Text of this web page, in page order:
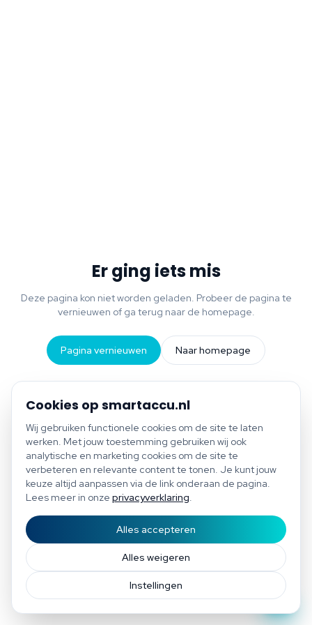
Bespaar tot €1.200 per jaar
Gratis scan of plan direct een afspraak
Cookies op smartaccu.nl
Wij gebruiken functionele cookies om de site te laten
werken. Met jouw toestemming gebruiken wij ook
analytische en marketing cookies om de site te
verbeteren en relevante content te tonen. Je kunt jouw
keuze altijd aanpassen via de link onderaan de pagina.
Lees meer in onze privacyverklaring.
Instellingen
Alles weigeren
Alles accepteren
Er ging iets mis
Deze pagina kon niet worden geladen. Probeer de pagina te
vernieuwen of ga terug naar de homepage.
Pagina vernieuwen Naar homepage